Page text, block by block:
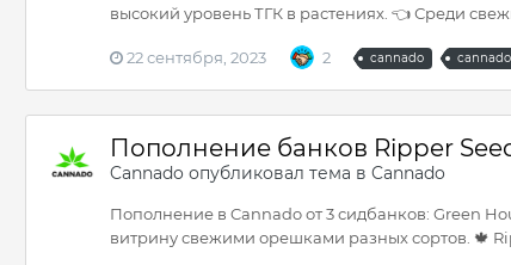
высокий уровень ТГК в растениях. 👈 Среди
22 сентября, 2023 2 cannado
Пополнение банков Ripper
Cannado опубликовал тема в Cannado
Пополнение в Cannado от 3 сидбанков: Green
витрину свежими орешками разных сортов. 🍁